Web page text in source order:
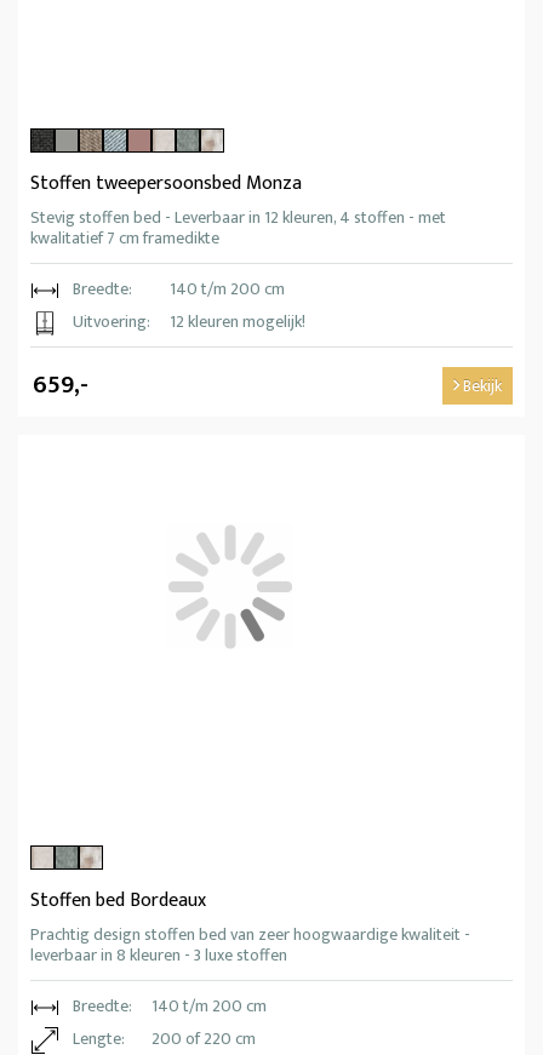
Stoffen tweepersoonsbed Monza
Stevig stoffen bed - Leverbaar in 12 kleuren, 4 stoffen - met
kwalitatief 7 cm framedikte
Breedte:
140 t/m 200 cm
Uitvoering:
12 kleuren mogelijk!
659,- Bekijk
Stoffen bed Bordeaux
Prachtig design stoffen bed van zeer hoogwaardige kwaliteit -
leverbaar in 8 kleuren - 3 luxe stoffen
Breedte:
140 t/m 200 cm
Lengte:
200 of 220 cm